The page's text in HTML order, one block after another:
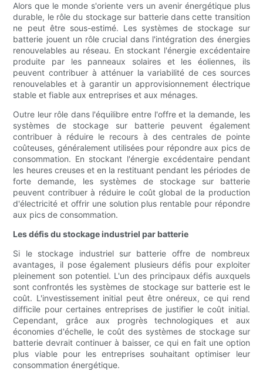
Alors que le monde s'oriente vers un avenir énergétique plus
durable, le rôle du stockage sur batterie dans cette transition
ne peut être sous-estimé. Les systèmes de stockage sur
batterie jouent un rôle crucial dans l'intégration des énergies
renouvelables au réseau. En stockant l'énergie excédentaire
produite par les panneaux solaires et les éoliennes, ils
peuvent contribuer à atténuer la variabilité de ces sources
renouvelables et à garantir un approvisionnement électrique
stable et fiable aux entreprises et aux ménages.
Outre leur rôle dans l'équilibre entre l'offre et la demande, les
systèmes de stockage sur batterie peuvent également
contribuer à réduire le recours à des centrales de pointe
coûteuses, généralement utilisées pour répondre aux pics de
consommation. En stockant l'énergie excédentaire pendant
les heures creuses et en la restituant pendant les périodes de
forte demande, les systèmes de stockage sur batterie
peuvent contribuer à réduire le coût global de la production
d'électricité et offrir une solution plus rentable pour répondre
aux pics de consommation.
Les défis du stockage industriel par batterie
Si le stockage industriel sur batterie offre de nombreux
avantages, il pose également plusieurs défis pour exploiter
pleinement son potentiel. L'un des principaux défis auxquels
sont confrontés les systèmes de stockage sur batterie est le
coût. L'investissement initial peut être onéreux, ce qui rend
difficile pour certaines entreprises de justifier le coût initial.
Cependant, grâce aux progrès technologiques et aux
économies d'échelle, le coût des systèmes de stockage sur
batterie devrait continuer à baisser, ce qui en fait une option
plus viable pour les entreprises souhaitant optimiser leur
consommation énergétique.